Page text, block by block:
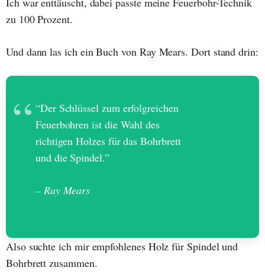
zu 100 Prozent.
Und dann las ich ein Buch von Ray Mears. Dort stand drin:
“Der Schlüssel zum erfolgreichen
Feuerbohren ist die Wahl des
richtigen Holzes für das Bohrbrett
und die Spindel.”
– Ray Mears
Also suchte ich mir empfohlenes Holz für Spindel und
Bohrbrett zusammen.